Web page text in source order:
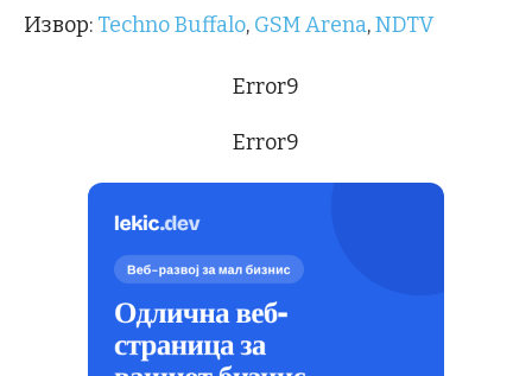
Извор: Techno Buffalo, GSM Arena,NDTV
Error9
Error9